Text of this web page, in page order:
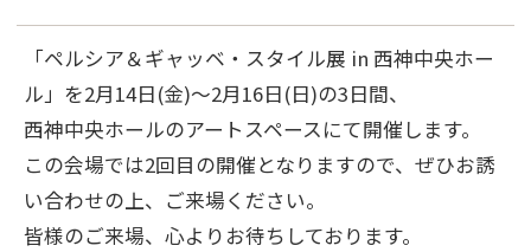
「ペルシア＆ギャッベ・スタイル展 in 西神中央ホー
ル」を2月14日(金)～2月16日(日)の3日間、
西神中央ホールのアートスペースにて開催します。
この会場では2回目の開催となりますので、ぜひお誘
い合わせの上、ご来場ください。
皆様のご来場、心よりお待ちしております。